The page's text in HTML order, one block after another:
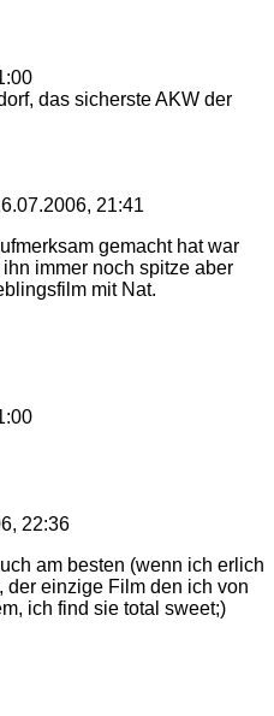
das sicherste AKW der
21:41
gemacht hat war
immer noch spitze aber
mit Nat.
22:36
am besten (wenn ich erlich
der einzige Film den ich von
ich find sie total sweet;)